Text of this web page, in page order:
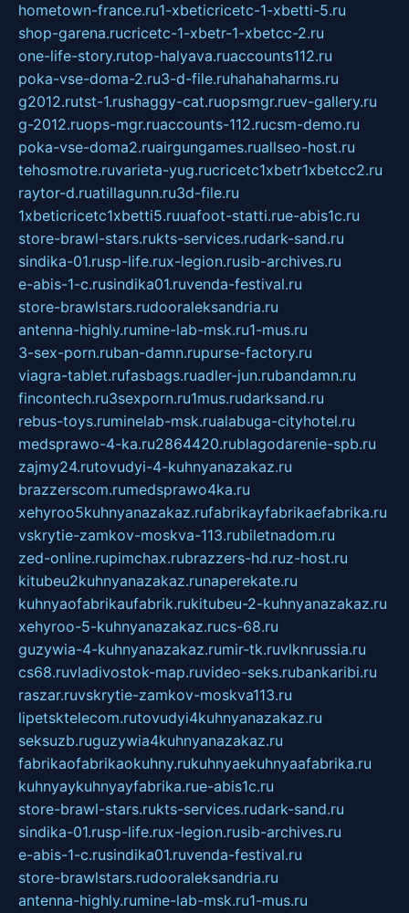
hometown-france.ru1-xbeticricetc-1-xbetti-5.ru
shop-garena.rucricetc-1-xbetr-1-xbetcc-2.ru
one-life-story.rutop-halyava.ruaccounts112.ru
poka-vse-doma-2.ru3-d-file.ruhahahaharms.ru
g2012.rutst-1.rushaggy-cat.ruopsmgr.ruev-gallery.ru
g-2012.ruops-mgr.ruaccounts-112.rucsm-demo.ru
poka-vse-doma2.ruairgungames.ruallseo-host.ru
tehosmotre.ruvarieta-yug.rucricetc1xbetr1xbetcc2.ru
raytor-d.ruatillagunn.ru3d-file.ru
1xbeticricetc1xbetti5.ruuafoot-statti.rue-abis1c.ru
store-brawl-stars.rukts-services.rudark-sand.ru
sindika-01.rusp-life.rux-legion.rusib-archives.ru
e-abis-1-c.rusindika01.ruvenda-festival.ru
store-brawlstars.rudooraleksandria.ru
antenna-highly.rumine-lab-msk.ru1-mus.ru
3-sex-porn.ruban-damn.rupurse-factory.ru
viagra-tablet.rufasbags.ruadler-jun.rubandamn.ru
fincontech.ru3sexporn.ru1mus.rudarksand.ru
rebus-toys.ruminelab-msk.rualabuga-cityhotel.ru
medsprawo-4-ka.ru2864420.rublagodarenie-spb.ru
zajmy24.rutovudyi-4-kuhnyanazakaz.ru
brazzerscom.rumedsprawo4ka.ru
xehyroo5kuhnyanazakaz.rufabrikayfabrikaefabrika.ru
vskrytie-zamkov-moskva-113.rubiletnadom.ru
zed-online.rupimchax.rubrazzers-hd.ruz-host.ru
kitubeu2kuhnyanazakaz.runaperekate.ru
kuhnyaofabrikaufabrik.rukitubeu-2-kuhnyanazakaz.ru
xehyroo-5-kuhnyanazakaz.rucs-68.ru
guzywia-4-kuhnyanazakaz.rumir-tk.ruvlknrussia.ru
cs68.ruvladivostok-map.ruvideo-seks.rubankaribi.ru
raszar.ruvskrytie-zamkov-moskva113.ru
lipetsktelecom.rutovudyi4kuhnyanazakaz.ru
seksuzb.ruguzywia4kuhnyanazakaz.ru
fabrikaofabrikaokuhny.rukuhnyaekuhnyaafabrika.ru
kuhnyaykuhnyayfabrika.rue-abis1c.ru
store-brawl-stars.rukts-services.rudark-sand.ru
sindika-01.rusp-life.rux-legion.rusib-archives.ru
e-abis-1-c.rusindika01.ruvenda-festival.ru
store-brawlstars.rudooraleksandria.ru
antenna-highly.rumine-lab-msk.ru1-mus.ru